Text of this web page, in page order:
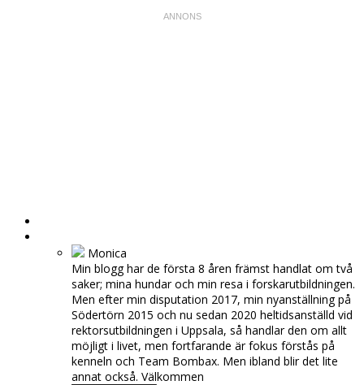
Monica
Min blogg har de första 8 åren främst handlat om två
saker; mina hundar och min resa i forskarutbildningen.
Men efter min disputation 2017, min nyanställning på
Södertörn 2015 och nu sedan 2020 heltidsanställd vid
rektorsutbildningen i Uppsala, så handlar den om allt
möjligt i livet, men fortfarande är fokus förstås på
kenneln och Team Bombax. Men ibland blir det lite
annat också. Välkommen